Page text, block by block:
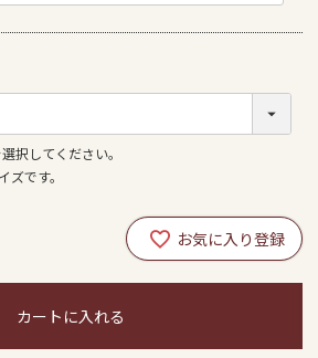
択してください。
ズです。
カートに入れる